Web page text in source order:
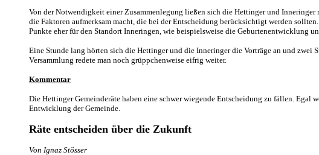
Von der Notwendigkeit einer Zusammenlegung ließen sich die Hettinger und
die Faktoren aufmerksam macht, die bei der Entscheidung berücksichtigt werden
Punkte eher für den Standort Inneringen, wie beispielsweise die Geburtenentwicklung
Eine Stunde lang hörten sich die Hettinger und die Inneringer die Vorträge an und
Versammlung redete man noch grüppchenweise eifrig weiter.
Kommentar
Die Hettinger Gemeinderäte haben eine schwer wiegende Entscheidung zu fällen. Egal
Entwicklung der Gemeinde.
Räte entscheiden über die Zukunft
Von Ignaz Stösser